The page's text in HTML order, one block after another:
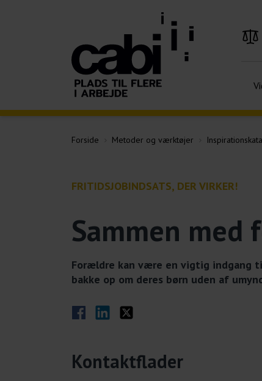
Forside Metoder og værktøjer
FRITIDSJOBINDSATS, DER VIRKER!
Sammen
Forældre kan være en vigtig indgang
bakke op om deres børn uden af
Del på Facebook
Del på LinkedIn
Del på Twitter
Kontaktflader